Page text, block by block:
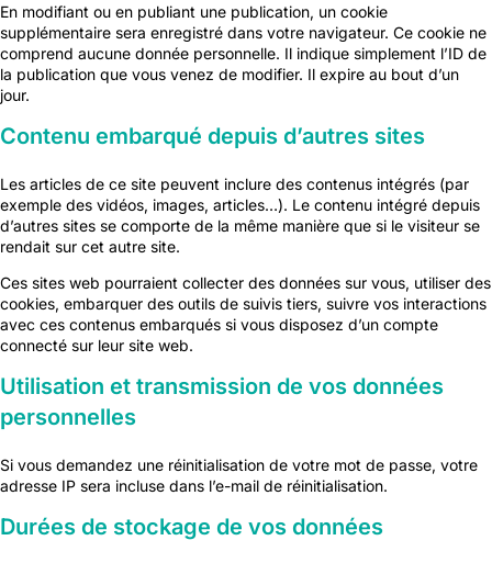
En modifiant ou en publiant une publication, un cookie
supplémentaire sera enregistré dans votre navigateur. Ce cookie ne
comprend aucune donnée personnelle. Il indique simplement l’ID de
la publication que vous venez de modifier. Il expire au bout d’un
jour.
Contenu embarqué depuis d’autres sites
Les articles de ce site peuvent inclure des contenus intégrés (par
exemple des vidéos, images, articles…). Le contenu intégré depuis
d’autres sites se comporte de la même manière que si le visiteur se
rendait sur cet autre site.
Ces sites web pourraient collecter des données sur vous, utiliser des
cookies, embarquer des outils de suivis tiers, suivre vos interactions
avec ces contenus embarqués si vous disposez d’un compte
connecté sur leur site web.
Utilisation et transmission de vos données
personnelles
Si vous demandez une réinitialisation de votre mot de passe, votre
adresse IP sera incluse dans l’e-mail de réinitialisation.
Durées de stockage de vos données